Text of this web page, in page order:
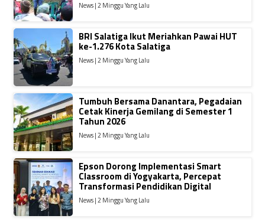
News | 2 Minggu Yang Lalu
BRI Salatiga Ikut Meriahkan Pawai HUT
ke-1.276 Kota Salatiga
News | 2 Minggu Yang Lalu
Tumbuh Bersama Danantara, Pegadaian
Cetak Kinerja Gemilang di Semester 1
Tahun 2026
News | 2 Minggu Yang Lalu
Epson Dorong Implementasi Smart
Classroom di Yogyakarta, Percepat
Transformasi Pendidikan Digital
News | 2 Minggu Yang Lalu